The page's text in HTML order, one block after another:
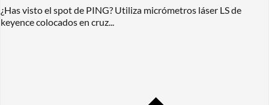
¿Has visto el spot de PING? Utiliza micrómetros láser LS de
keyence colocados en cruz...